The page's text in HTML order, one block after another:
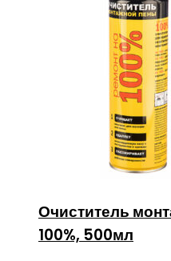
Очиститель
100%, 500мл